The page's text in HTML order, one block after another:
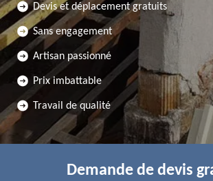
Devis et déplacement gratuits
Sans engagement
Artisan passionné
Prix imbattable
Travail de qualité
Demande de devis